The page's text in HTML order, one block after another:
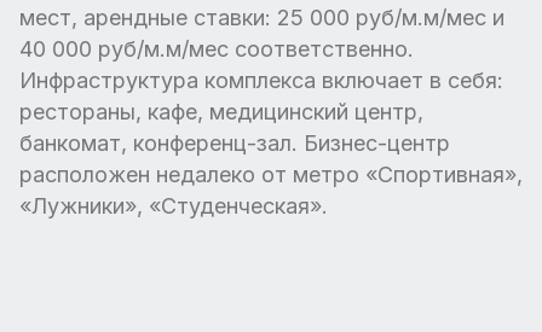
мест, арендные ставки: 25 000 руб/м.м/мес и
40 000 руб/м.м/мес соответственно.
Инфраструктура комплекса включает в себя:
рестораны, кафе, медицинский центр,
банкомат, конференц-зал. Бизнес-центр
расположен недалеко от метро «Спортивная»,
«Лужники», «Студенческая».